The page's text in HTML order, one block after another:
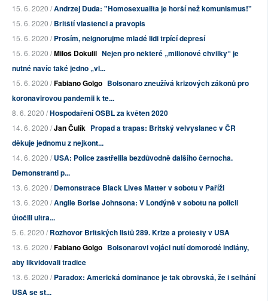
15. 6. 2020 /Andrzej Duda: "Homosexualita je horší než komunismus!"
15. 6. 2020 /Britští vlastenci a pravopis
15. 6. 2020 /Prosím, neignorujme mladé lidi trpící depresí
15. 6. 2020 /Miloš Dokulil Nejen pro některé „milionové chvilky“ je
nutné navíc také jedno „vl...
15. 6. 2020 /Fabiano Golgo Bolsonaro zneužívá krizových zákonů pro
koronavirovou pandemii k te...
8. 6. 2020 /Hospodaření OSBL za květen 2020
14. 6. 2020 /Jan Čulík Propad a trapas: Britský velvyslanec v ČR
děkuje jednomu z nejkont...
14. 6. 2020 /USA: Police zastřelila bezdůvodně dalšího černocha.
Demonstranti p...
13. 6. 2020 /Demonstrace Black Lives Matter v sobotu v Paříži
13. 6. 2020 /Anglie Borise Johnsona: V Londýně v sobotu na policii
útočili ultra...
5. 6. 2020 /Rozhovor Britských listů 289. Krize a protesty v USA
13. 6. 2020 /Fabiano Golgo Bolsonarovi vojáci nutí domorodé indiány,
aby likvidovali tradice
13. 6. 2020 /Paradox: Americká dominance je tak obrovská, že i selhání
USA se st...